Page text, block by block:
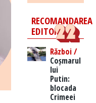
RECOMANDAREA
EDITORILOR
Război /
Coșmarul
lui
Putin:
blocada
Crimeei